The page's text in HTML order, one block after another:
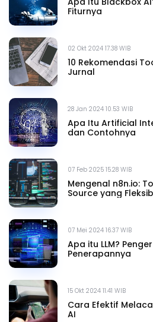
Fiturnya
02 Okt 2024 17.38 WIB
10 Rekomendasi
Jurnal
28 Jan 2024 10.53 WIB
Apa Itu Artificial
dan Contohnya
07 Feb 2025 15.28 WIB
Mengenal n8n.io:
Source yang
07 Mei 2024 16.37 WIB
Apa itu LLM?
Penerapannya
15 Okt 2024 11.41 WIB
Cara Efektif
AI